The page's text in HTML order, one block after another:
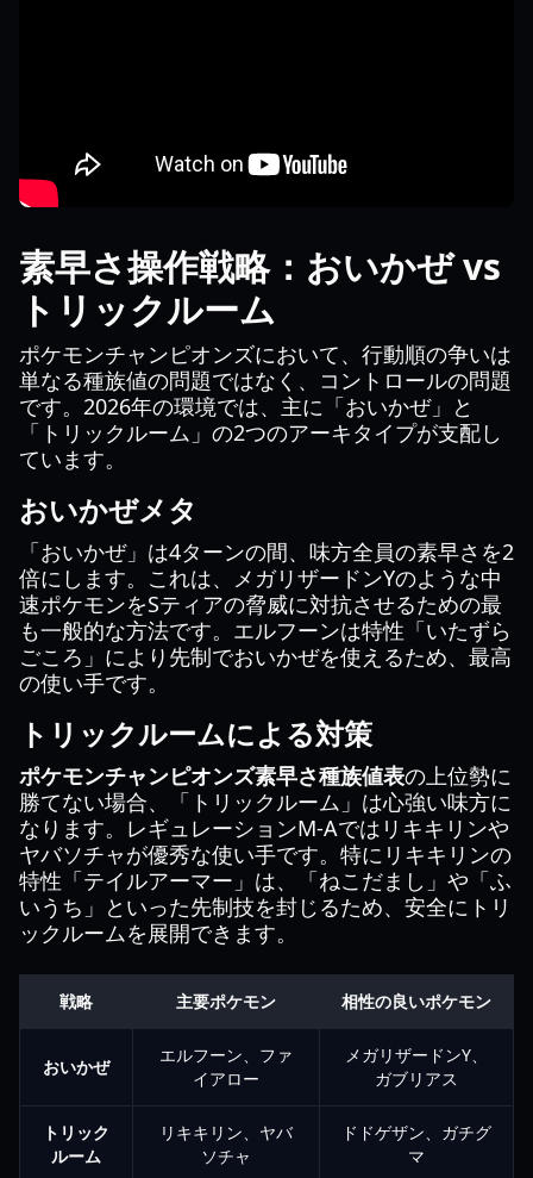
素早さ操作戦略：おいかぜ vs
トリックルーム
ポケモンチャンピオンズにおいて、行動順の争いは
単なる種族値の問題ではなく、コントロールの問題
です。2026年の環境では、主に「おいかぜ」と
「トリックルーム」の2つのアーキタイプが支配し
ています。
おいかぜメタ
「おいかぜ」は4ターンの間、味方全員の素早さを2
倍にします。これは、メガリザードンYのような中
速ポケモンをSティアの脅威に対抗させるための最
も一般的な方法です。エルフーンは特性「いたずら
ごころ」により先制でおいかぜを使えるため、最高
の使い手です。
トリックルームによる対策
ポケモンチャンピオンズ素早さ種族値表の上位勢に
勝てない場合、「トリックルーム」は心強い味方に
なります。レギュレーションM-Aではリキキリンや
ヤバソチャが優秀な使い手です。特にリキキリンの
特性「テイルアーマー」は、「ねこだまし」や「ふ
いうち」といった先制技を封じるため、安全にトリ
ックルームを展開できます。
戦略 主要ポケモン 相性の良いポケモン
おいかぜ
エルフーン、ファ
イアロー
メガリザードンY、
ガブリアス
トリック
ルーム
リキキリン、ヤバ
ソチャ
ドドゲザン、ガチグ
マ